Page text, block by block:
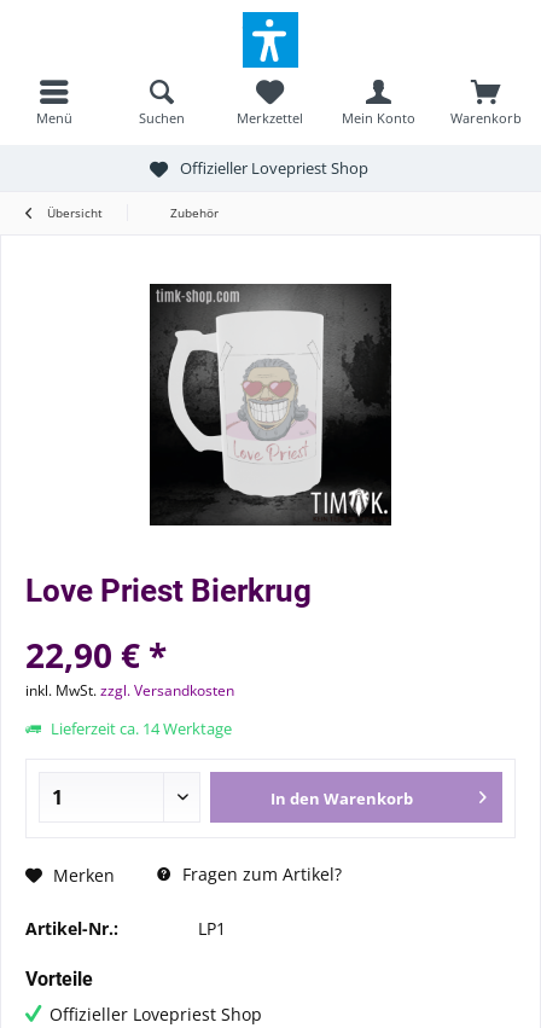
Menü Warenkorb
Merkzettel Mein Konto
Suchen
Offizieller Lovepriest Shop
Übersicht Zubehör
Love Priest Bierkrug
22,90 € *
inkl. MwSt.zzgl. Versandkosten
Lieferzeit ca. 14 Werktage
In den Warenkorb
Merken Fragen zum Artikel?
Artikel-Nr.: LP1
Vorteile
Offizieller Lovepriest Shop